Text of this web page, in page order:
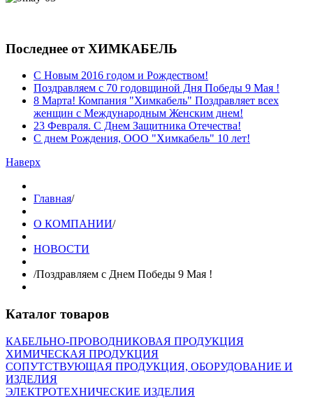
Последнее от ХИМКАБЕЛЬ
C Новым 2016 годом и Рождеством!
Поздравляем с 70 годовщиной Дня Победы 9 Мая !
8 Марта! Компания "Химкабель" Поздравляет всех
женщин с Международным Женским днем!
23 Февраля. С Днем Защитника Отечества!
С днем Рождения, ООО "Химкабель" 10 лет!
Наверх
Главная/
О КОМПАНИИ/
НОВОСТИ
/Поздравляем с Днем Победы 9 Мая !
Каталог товаров
КАБЕЛЬНО-ПРОВОДНИКОВАЯ ПРОДУКЦИЯ
ХИМИЧЕСКАЯ ПРОДУКЦИЯ
СОПУТСТВУЮЩАЯ ПРОДУКЦИЯ, ОБОРУДОВАНИЕ И
ИЗДЕЛИЯ
ЭЛЕКТРОТЕХНИЧЕСКИЕ ИЗДЕЛИЯ